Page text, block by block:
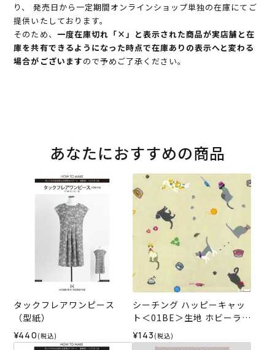
り、 発売日から一定期間オンラインショップ単独の在庫にてご
提供いたしております。
そのため、 一度在庫切れ「×」と表示された商品が実店舗と在
庫を共有できるようになった時点で在庫ありの表示へと変わる
場合がございますので予めご了承ください。
あなたにおすすめの商品
タックフレアワンピース
（型紙）
¥440 (税込)
シーチング ハッピーキャッ
ト＜01BE＞生地 ホビーラホ
ビーレデザインコレクショ
ン
¥143 (税込)